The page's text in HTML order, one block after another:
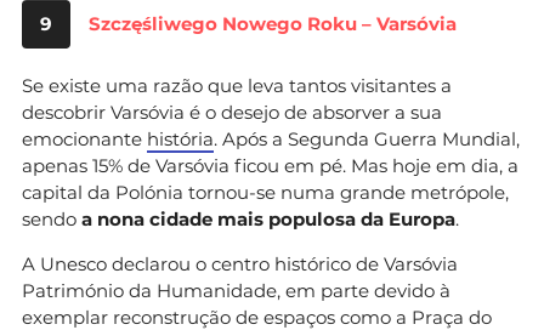
9 Szczęśliwego Nowego Roku – Varsóvia
Se existe uma razão que leva tantos visitantes a
descobrir Varsóvia é o desejo de absorver a sua
emocionante história. Após a Segunda Guerra Mundial,
apenas 15% de Varsóvia ficou em pé. Mas hoje em dia, a
capital da Polónia tornou-se numa grande metrópole,
sendo a nona cidade mais populosa da Europa.
A Unesco declarou o centro histórico de Varsóvia
Património da Humanidade, em parte devido à
exemplar reconstrução de espaços como a Praça do